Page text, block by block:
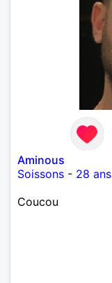
Aminous
Soissons - 28 ans
Coucou